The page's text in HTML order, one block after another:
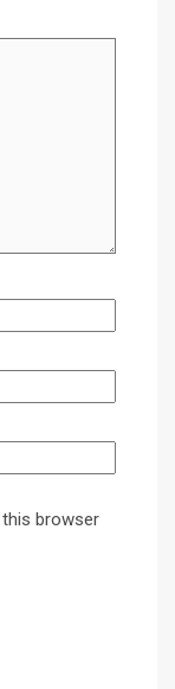
this browser